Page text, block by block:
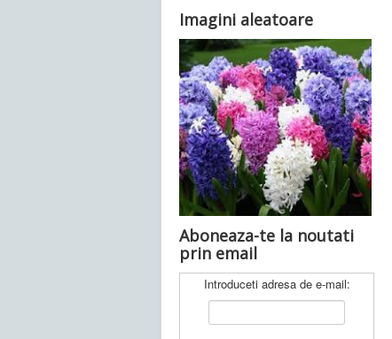
Imagini aleatoare
Aboneaza-te la noutati
prin email
Introduceti adresa de e-mail: